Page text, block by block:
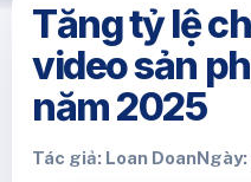
Tăng tỷ lệ
video sản
năm 2025
Tác giả: Loan Doan